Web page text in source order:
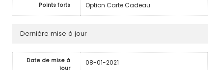
Points forts Option Carte Cadeau
Dernière mise à jour
Date de mise à
jour
08-01-2021